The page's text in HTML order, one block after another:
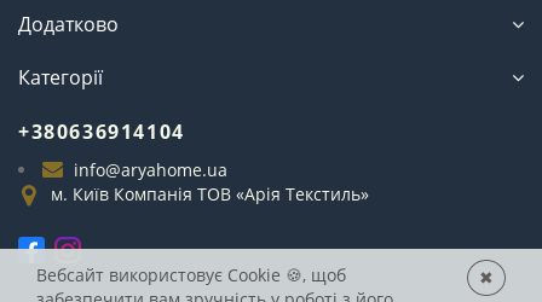
Додатково
Категорії
+380636914104
info@aryahome.ua
м. Київ Компанія ТОВ «Арія Текстиль»
Вебсайт використовує Cookie 🍪, щоб
✖